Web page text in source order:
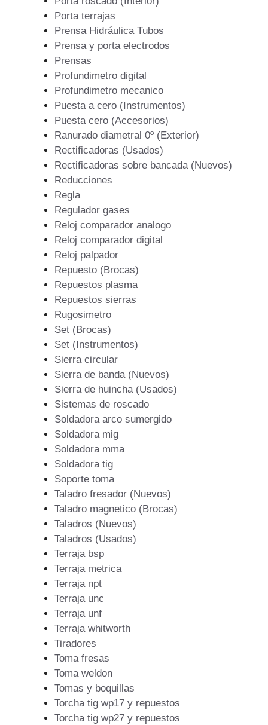
Porta terrajas
Prensa Hidráulica Tubos
Prensa y porta electrodos
Prensas
Profundimetro digital
Profundimetro mecanico
Puesta a cero (Instrumentos)
Puesta cero (Accesorios)
Ranurado diametral 0º (Exterior)
Rectificadoras (Usados)
Rectificadoras sobre bancada (Nuevos)
Reducciones
Regla
Regulador gases
Reloj comparador analogo
Reloj comparador digital
Reloj palpador
Repuesto (Brocas)
Repuestos plasma
Repuestos sierras
Rugosimetro
Set (Brocas)
Set (Instrumentos)
Sierra circular
Sierra de banda (Nuevos)
Sierra de huincha (Usados)
Sistemas de roscado
Soldadora arco sumergido
Soldadora mig
Soldadora mma
Soldadora tig
Soporte toma
Taladro fresador (Nuevos)
Taladro magnetico (Brocas)
Taladros (Nuevos)
Taladros (Usados)
Terraja bsp
Terraja metrica
Terraja npt
Terraja unc
Terraja unf
Terraja whitworth
Tiradores
Toma fresas
Toma weldon
Tomas y boquillas
Torcha tig wp17 y repuestos
Torcha tig wp27 y repuestos